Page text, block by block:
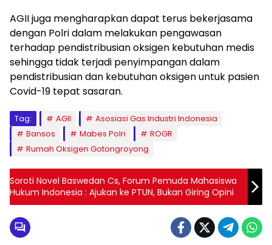
AGII juga mengharapkan dapat terus bekerjasama
dengan Polri dalam melakukan pengawasan
terhadap pendistribusian oksigen kebutuhan medis
sehingga tidak terjadi penyimpangan dalam
pendistribusian dan kebutuhan oksigen untuk pasien
Covid-19 tepat sasaran.
Tag: AGII
Asosiasi Gas Industri Indonesia
Bansos
Mabes Polri
ROGR
Rumah Oksigen Gotongroyong
Soroti Novel Baswedan Cs, Forum Pemuda Mahasiswa
Hukum Indonesia : Ajukan ke PTUN, Bukan Giring Opini